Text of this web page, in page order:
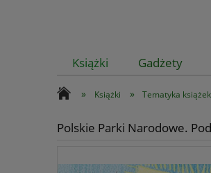
Książki Gadżety
» Książki » Tematyka książek
Polskie Parki Narodowe.